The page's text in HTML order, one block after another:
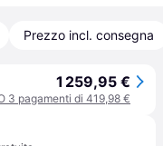
Prezzo incl. consegna
1 259,95 €
3 pagamenti di 419,98 €